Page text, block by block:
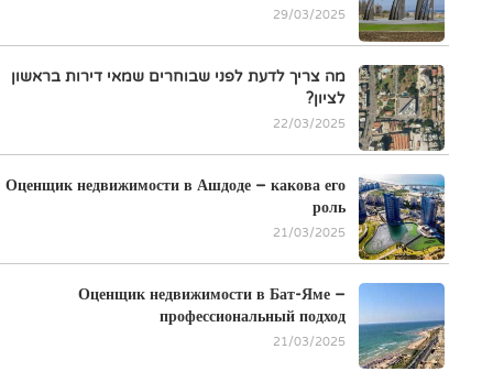
29/03/2025
מה צריך לדעת לפני שבוחרים שמאי דירות בראשון
לציון?
22/03/2025
Оценщик недвижимости в Ашдоде – какова его
роль
21/03/2025
Оценщик недвижимости в Бат-Яме –
профессиональный подход
21/03/2025